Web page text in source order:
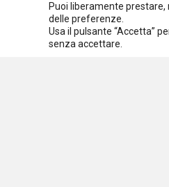
I seminari di Welforum
Eventi
Spazio ai promotori
Puoi liberamente
delle preferenze.
Usa il pulsante “Accetta”
senza accettare.